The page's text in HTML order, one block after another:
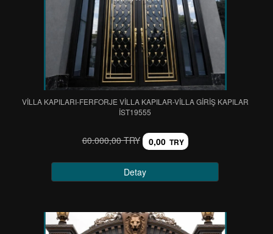
VİLLA KAPILARI-FERFORJE VİLLA KAPILAR-VİLLA GİRİŞ KAPILAR
IST19555
60.000,00 TRY 0,00 TRY
Detay